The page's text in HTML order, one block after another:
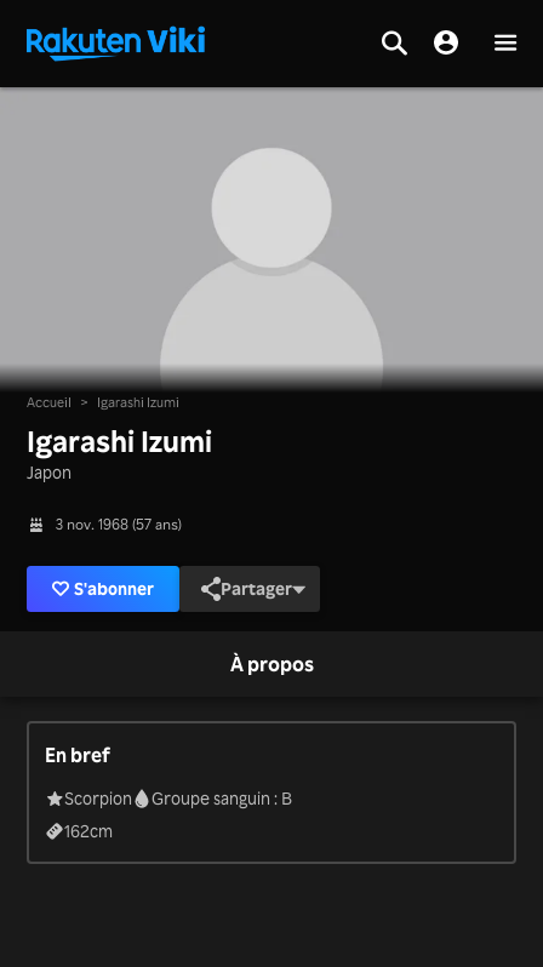
Accueil > Igarashi Izumi
Igarashi Izumi
Japon
3 nov. 1968 (57 ans)
S'abonner Partager
À propos
En bref
Scorpion
Groupe sanguin : B
162cm